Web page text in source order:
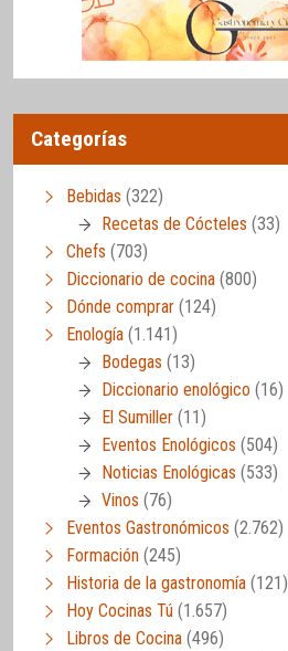
Categorías
Bebidas (322)
Recetas de Cócteles (33)
Chefs (703)
Diccionario de cocina (800)
Dónde comprar (124)
Enología (1.141)
Bodegas (13)
Diccionario enológico (16)
El Sumiller (11)
Eventos Enológicos (504)
Noticias Enológicas (533)
Vinos (76)
Eventos Gastronómicos (2.762)
Formación (245)
Historia de la gastronomía (121)
Hoy Cocinas Tú (1.657)
Libros de Cocina (496)